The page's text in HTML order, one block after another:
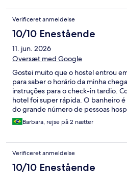
Verificeret anmeldelse
10/10 Enestående
11. jun. 2026
Oversæt med Google
Gostei muito que o hostel entrou
para saber o horário da minha
instruções para o check-in tardio.
hotel foi super rápida. O banheiro
do grande número de pessoas
passar aperto. A localização
e a Gran Via
Barbara, rejse på 2 nætter
Verificeret anmeldelse
10/10 Enestående